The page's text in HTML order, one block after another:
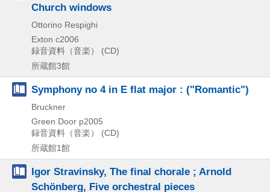
Church windows
Ottorino Respighi
Exton c2006
録音資料（音楽） (CD)
所蔵館3館
Symphony no 4 in E flat major : ("Romantic")
Bruckner
Green Door p2005
録音資料（音楽） (CD)
所蔵館1館
Igor Stravinsky, The final chorale ; Arnold
Schönberg, Five orchestral pieces